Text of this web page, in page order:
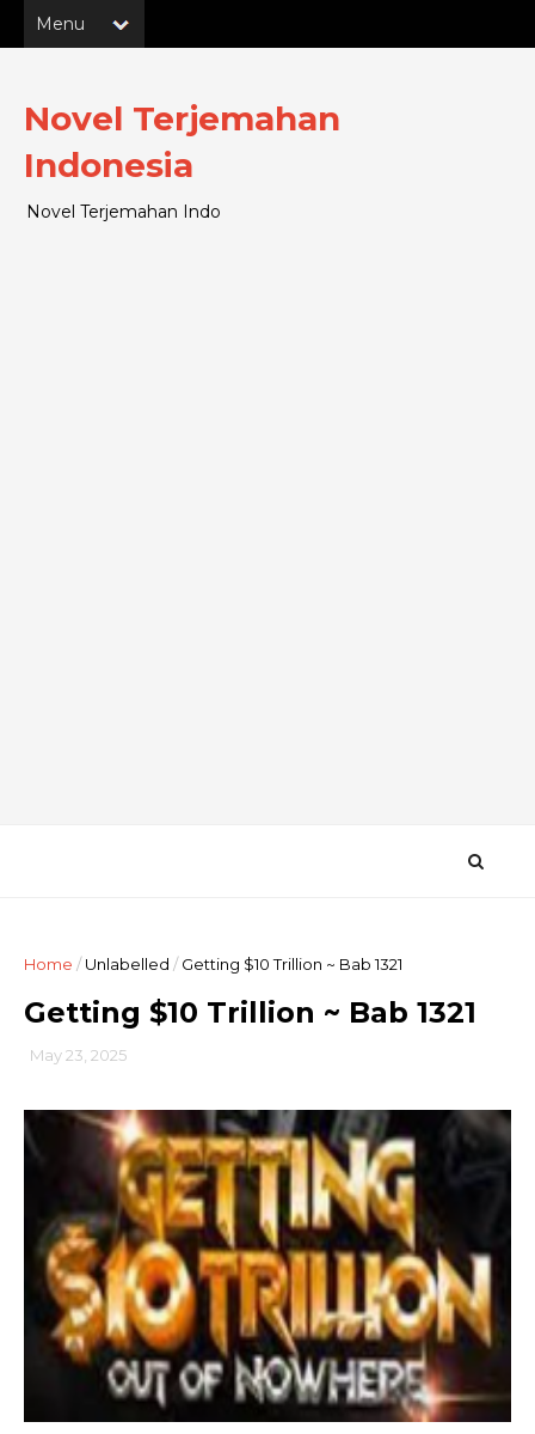
Novel Terjemahan
Indonesia
Novel Terjemahan Indo
Home /Unlabelled / Getting $10 Trillion ~ Bab 1321
Getting $10 Trillion ~ Bab 1321
May 23, 2025